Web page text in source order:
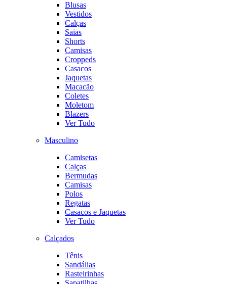
Blusas
Vestidos
Calças
Saias
Shorts
Camisas
Croppeds
Casacos
Jaquetas
Macacão
Coletes
Moletom
Blazers
Ver Tudo
Masculino
Camisetas
Calças
Bermudas
Camisas
Polos
Regatas
Casacos e Jaquetas
Ver Tudo
Calçados
Tênis
Sandálias
Rasteirinhas